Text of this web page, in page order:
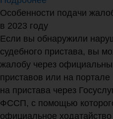
Особенности подачи
в 2023 году
Если вы обнаружили
судебного пристава, вы
жалобу через
приставов или на
на пристава через
ФССП, с помощью
официальное